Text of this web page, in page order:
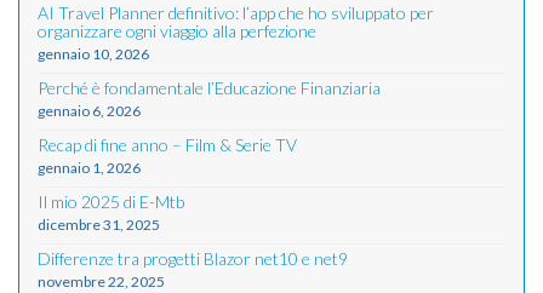
AI Travel Planner definitivo: l’app che ho sviluppato per
organizzare ogni viaggio alla perfezione
gennaio 10, 2026
Perché è fondamentale l’Educazione Finanziaria
gennaio 6, 2026
Recap di fine anno – Film & Serie TV
gennaio 1, 2026
Il mio 2025 di E-Mtb
dicembre 31, 2025
Differenze tra progetti Blazor net10 e net9
novembre 22, 2025